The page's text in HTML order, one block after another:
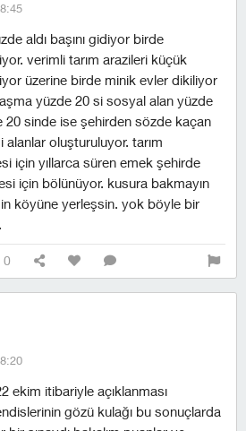
aldı başını gidiyor birde
verimli tarım arazileri küçük
üzerine birde minik evler dikiliyor
yüzde 20 si sosyal alan yüzde
20 sinde ise şehirden sözde kaçan
alanlar oluşturuluyor. tarım
için yıllarca süren emek şehirde
için bölünüyor. kusura bakmayın
köyüne yerleşsin. yok böyle bir
0
ekim itibariyle açıklanması
gözü kulağı bu sonuçlarda